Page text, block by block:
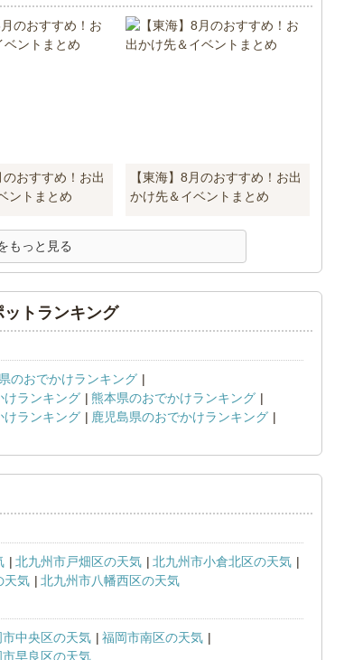
おすすめ！お出
ントまとめ
【東海】8月のおすすめ！お出
かけ先＆イベントまとめ
もっと見る
トランキング
のおでかけランキング
けランキング
熊本県のおでかけランキング
けランキング
鹿児島県のおでかけランキング
北九州市戸畑区の天気
北九州市小倉北区の天気
天気
北九州市八幡西区の天気
中央区の天気
福岡市南区の天気
早良区の天気